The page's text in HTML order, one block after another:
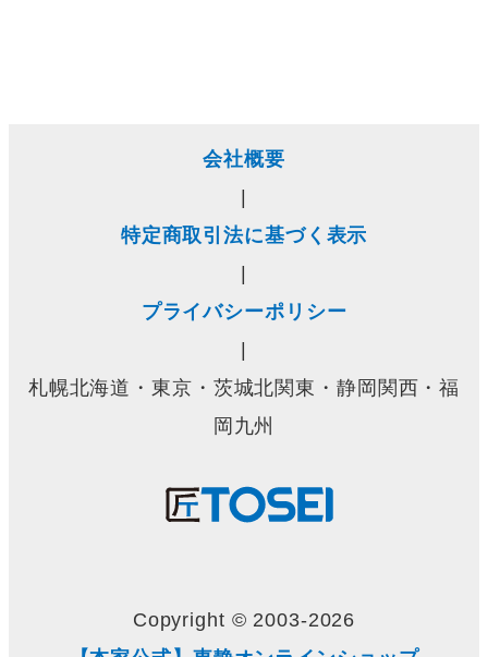
会社概要
|
特定商取引法に基づく表示
|
プライバシーポリシー
|
札幌北海道・東京・茨城北関東・静岡関西・福
岡九州
Copyright © 2003-2026